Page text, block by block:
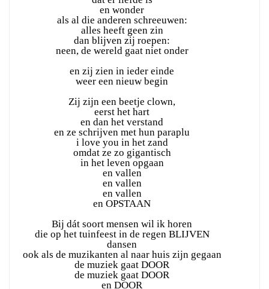
en wonder
als al die anderen schreeuwen:
alles heeft geen zin
dan blijven zij roepen:
neen, de wereld gaat niet onder
en zij zien in ieder einde
weer een nieuw begin
Zij zijn een beetje clown,
eerst het hart
en dan het verstand
en ze schrijven met hun paraplu
i love you in het zand
omdat ze zo gigantisch
in het leven opgaan
en vallen
en vallen
en vallen
en OPSTAAN
Bij dát soort mensen wil ik horen
die op het tuinfeest in de regen BLIJVEN
dansen
ook als de muzikanten al naar huis zijn gegaan
de muziek gaat DOOR
de muziek gaat DOOR
en DOOR